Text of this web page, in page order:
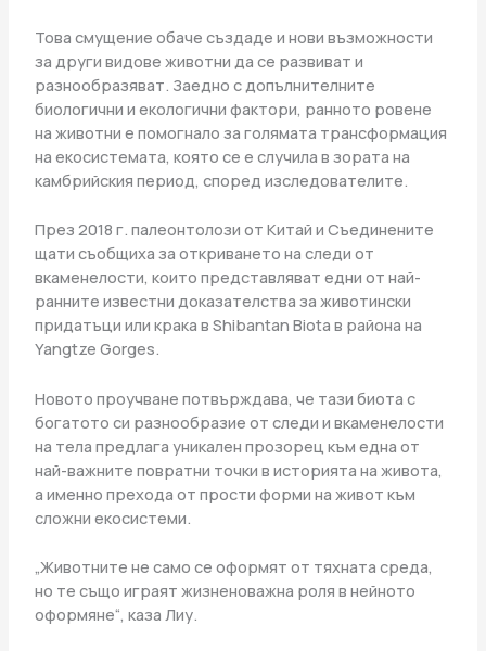
Това смущение обаче създаде и нови възможности
за други видове животни да се развиват и
разнообразяват. Заедно с допълнителните
биологични и екологични фактори, ранното ровене
на животни е помогнало за голямата трансформация
на екосистемата, която се е случила в зората на
камбрийския период, според изследователите.
През 2018 г. палеонтолози от Китай и Съединените
щати съобщиха за откриването на следи от
вкаменелости, които представляват едни от най-
ранните известни доказателства за животински
придатъци или крака в Shibantan Biota в района на
Yangtze Gorges.
Новото проучване потвърждава, че тази биота с
богатото си разнообразие от следи и вкаменелости
на тела предлага уникален прозорец към една от
най-важните повратни точки в историята на живота,
а именно прехода от прости форми на живот към
сложни екосистеми.
„Животните не само се оформят от тяхната среда,
но те също играят жизненоважна роля в нейното
оформяне“, каза Лиу.